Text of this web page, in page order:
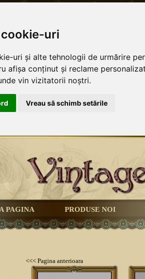
uri
uri și alte tehnologii de urmărire
afișa conținut și reclame
vin vizitatorii noștri.
Vreau să schimb setările
PAGINA PRODUSE NOI
<<< Pagina anterioara